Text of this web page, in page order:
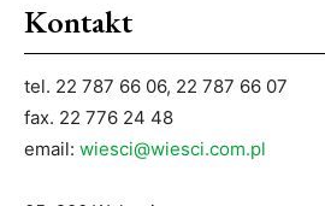
Kontakt
tel. 22 787 66 06, 22 787 66 07
fax. 22 776 24 48
email: wiesci@wiesci.com.pl